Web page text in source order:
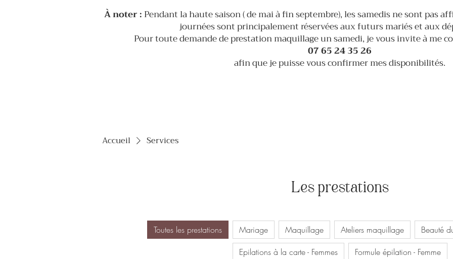
À noter : Pendant la haute saison ( de mai à fin septembre), les samedis ne sont pas
journées sont principalement réservées aux futurs mariés et aux
Pour toute demande de prestation maquillage un samedi, je vous invite à me
07 65 24 35 26
afin que je puisse vous confirmer mes disponibilités.
Accueil Services
Les prestations
Toutes les prestations Mariage Maquillage Ateliers maquillage Beauté
Epilations à la carte - Femmes
Formule épilation - Femme